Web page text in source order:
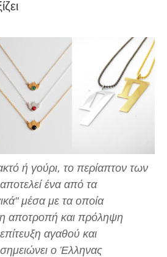
ή γούρι, το περίαπτον των
ένα από τα
μέσα με τα οποία
η αποτροπή και πρόληψη
αγαθού και
ο Έλληνας